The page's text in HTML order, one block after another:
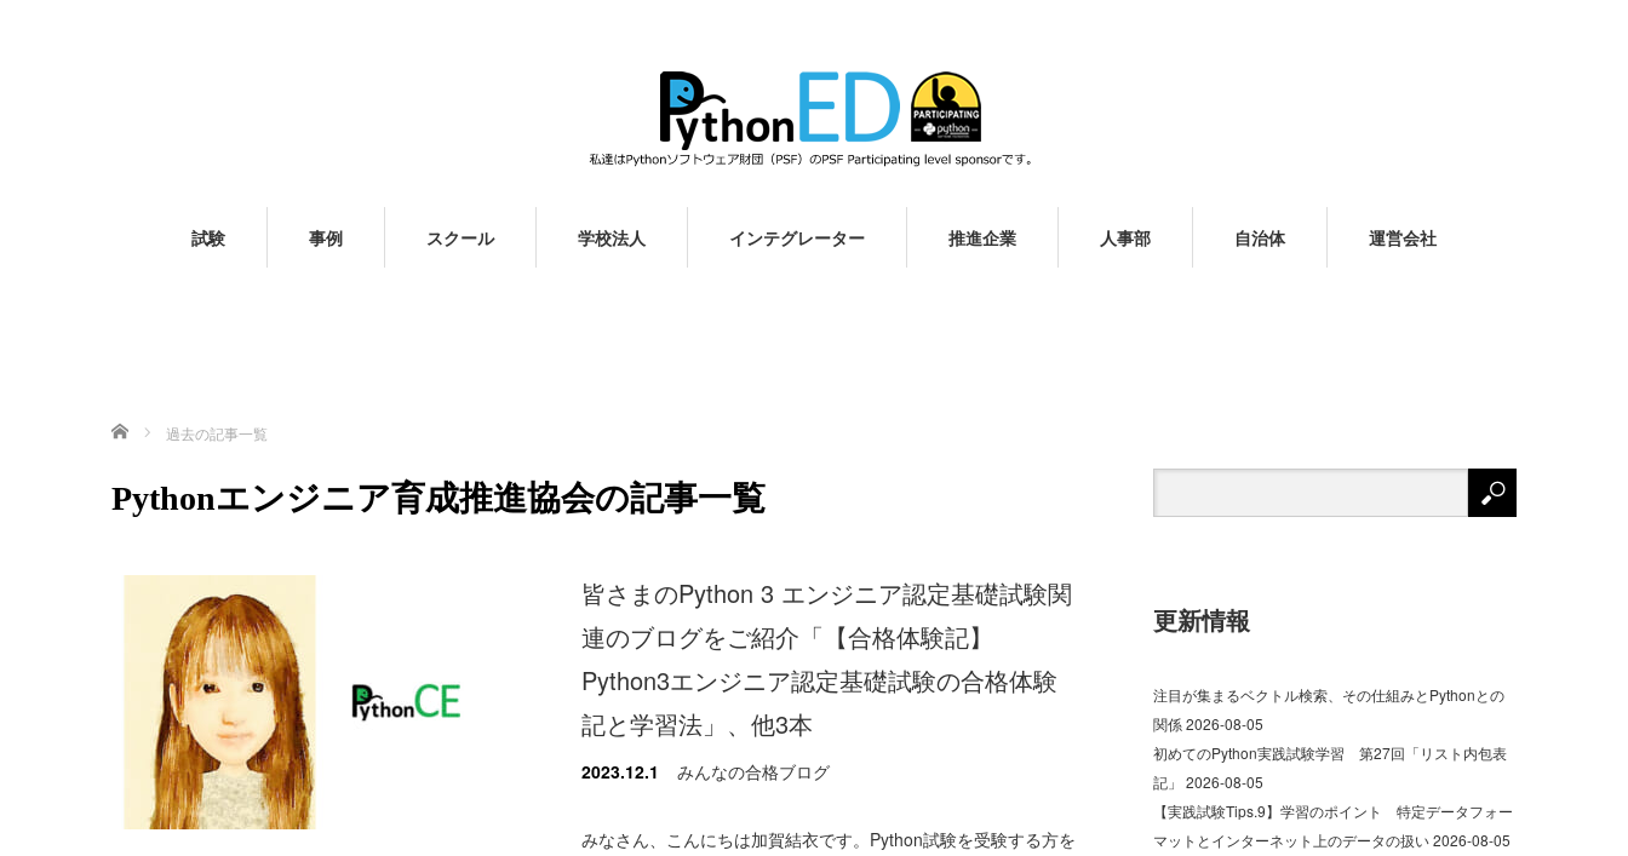
試験 事例 スクール 学校法人 インテグレーター 推進企業 人事部 自治体 運営会社
ホーム 過去の記事一覧
Pythonエンジニア育成推進協会の記事一覧
皆さまのPython 3 エンジニア認定基礎試験関
連のブログをご紹介「【合格体験記】
Python3エンジニア認定基礎試験の合格体験
記と学習法」、他3本
2023.12.1 みんなの合格ブログ
みなさん、こんにちは加賀結衣です。Python試験を受験する方を
更新情報
注目が集まるベクトル検索、その仕組みとPythonとの
関係2026-08-05
初めてのPython実践試験学習 第27回「リスト内包表
記」 2026-08-05
【実践試験Tips.9】学習のポイント 特定データフォー
マットとインターネット上のデータの扱い2026-08-05